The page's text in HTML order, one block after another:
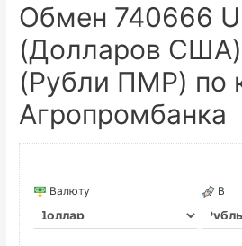
Обмен 740666
(Долларов США)
(Рубли ПМР) по
Агропромбанка
Валюту В